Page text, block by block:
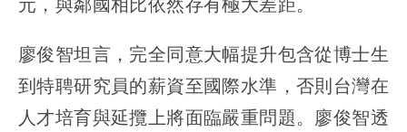
廖俊智坦言，完全同意大幅提升包含從博士生
到特聘研究員的薪資至國際水準，否則台灣在
人才培育與延攬上將面臨嚴重問題。廖俊智透